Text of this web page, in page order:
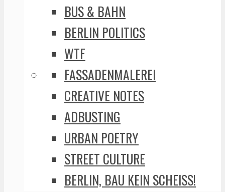
BUS & BAHN
BERLIN POLITICS
WTF
FASSADENMALEREI
CREATIVE NOTES
ADBUSTING
URBAN POETRY
STREET CULTURE
BERLIN, BAU KEIN SCHEISS!